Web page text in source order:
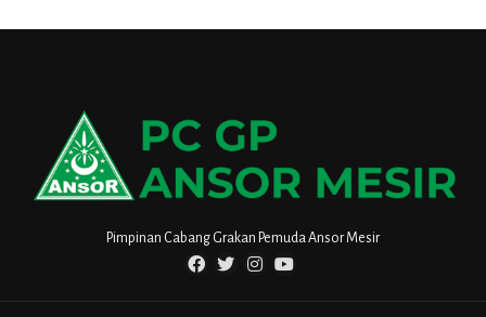
Pimpinan Cabang Grakan Pemuda Ansor Mesir